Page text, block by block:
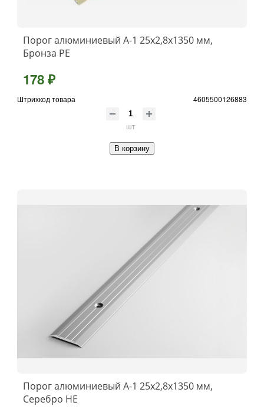
Порог алюминиевый А-1 25x2,8x1350 мм,
Бронза РЕ
178 ₽
Штрихкод товара 4605500126883
шт
В корзину
Порог алюминиевый А-1 25x2,8x1350 мм,
Серебро НЕ